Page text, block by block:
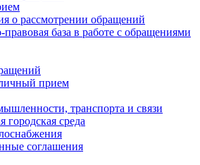
о рассмотрении обращений
база в работе с обращениями
прием
транспорта и связи
городская среда
соглашения